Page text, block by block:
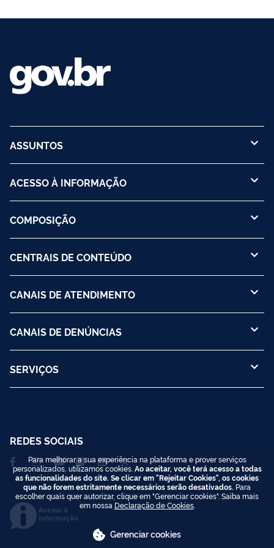
ASSUNTOS
ACESSO À INFORMAÇÃO
COMPOSIÇÃO
CENTRAIS DE CONTEÚDO
CANAIS DE ATENDIMENTO
CANAIS DE DENÚNCIAS
SERVIÇOS
REDES SOCIAIS
Acesso à
Informação
Para melhorar a sua experiência na plataforma e prover serviços
personalizados, utilizamos cookies. Ao aceitar, você terá acesso a todas
as funcionalidades do site. Se clicar em "Rejeitar Cookies", os cookies
que não forem estritamente necessários serão desativados. Para
escolher quais quer autorizar, clique em "Gerenciar cookies". Saiba mais
em nossa Declaração de Cookies.
Gerenciar cookies